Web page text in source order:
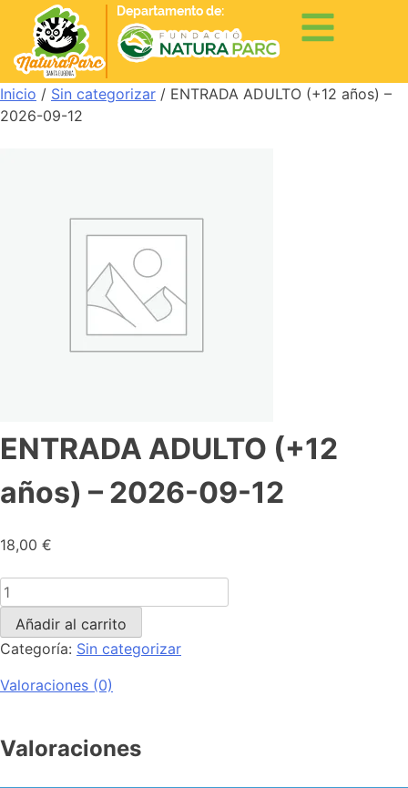
Departamento de:
Inicio / Sin categorizar / ENTRADA ADULTO (+12 años) –
2026-09-12
ENTRADA ADULTO (+12
años) – 2026-09-12
18,00 €
Añadir al carrito
Categoría: Sin categorizar
Valoraciones (0)
Valoraciones